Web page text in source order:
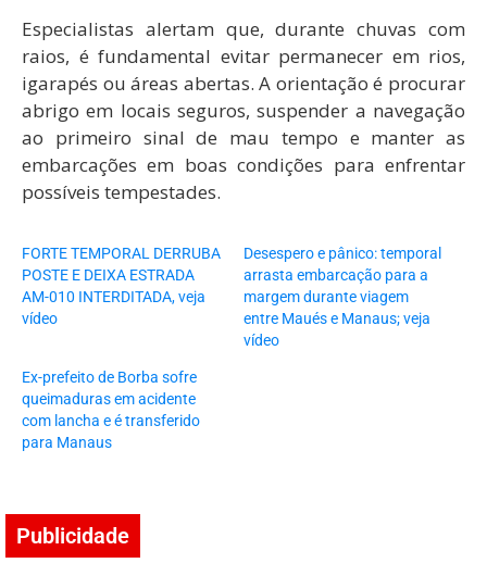
Especialistas alertam que, durante chuvas com
raios, é fundamental evitar permanecer em rios,
igarapés ou áreas abertas. A orientação é procurar
abrigo em locais seguros, suspender a navegação
ao primeiro sinal de mau tempo e manter as
embarcações em boas condições para enfrentar
possíveis tempestades.
FORTE TEMPORAL DERRUBA
POSTE E DEIXA ESTRADA
AM-010 INTERDITADA, veja
vídeo
Desespero e pânico: temporal
arrasta embarcação para a
margem durante viagem
entre Maués e Manaus; veja
vídeo
Ex-prefeito de Borba sofre
queimaduras em acidente
com lancha e é transferido
para Manaus
Publicidade